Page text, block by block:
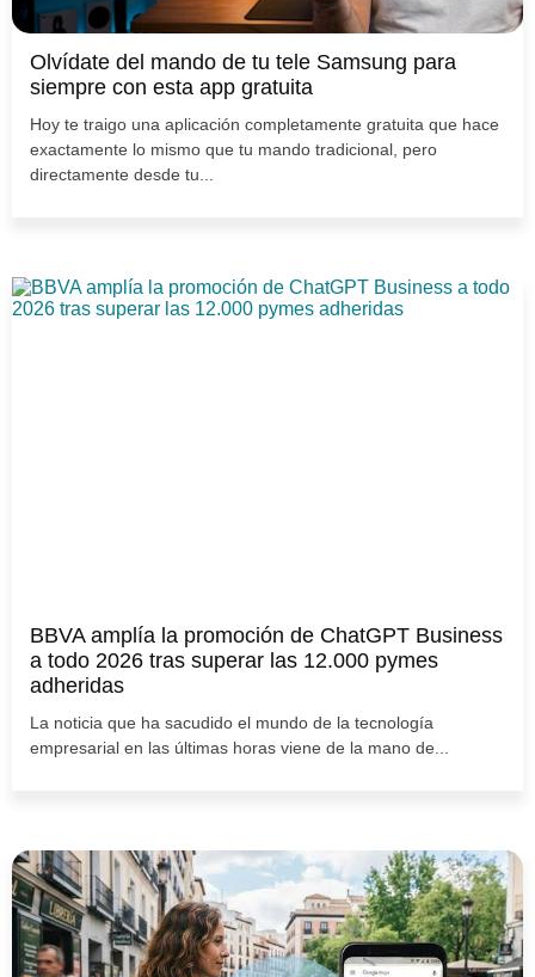
Olvídate del mando de tu tele Samsung para
siempre con esta app gratuita
Hoy te traigo una aplicación completamente gratuita que hace
exactamente lo mismo que tu mando tradicional, pero
directamente desde tu...
BBVA amplía la promoción de ChatGPT Business
a todo 2026 tras superar las 12.000 pymes
adheridas
La noticia que ha sacudido el mundo de la tecnología
empresarial en las últimas horas viene de la mano de...